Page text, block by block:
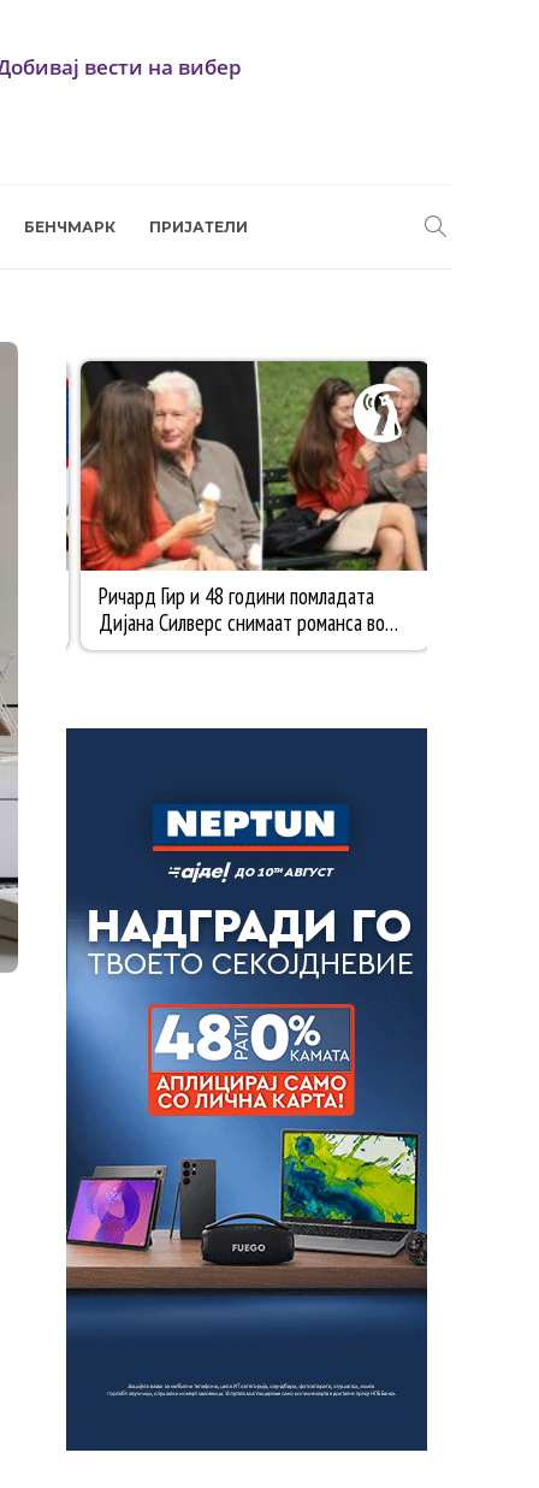
вести на вибер
БЕНЧМАРК ПРИЈАТЕЛИ